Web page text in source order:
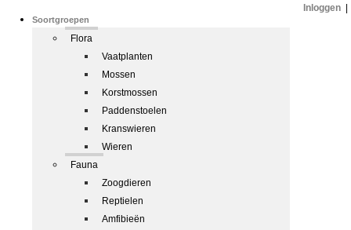
Soortgroepen
Flora
Vaatplanten
Mossen
Korstmossen
Paddenstoelen
Kranswieren
Wieren
Fauna
Zoogdieren
Reptielen
Amfibieën
Inloggen